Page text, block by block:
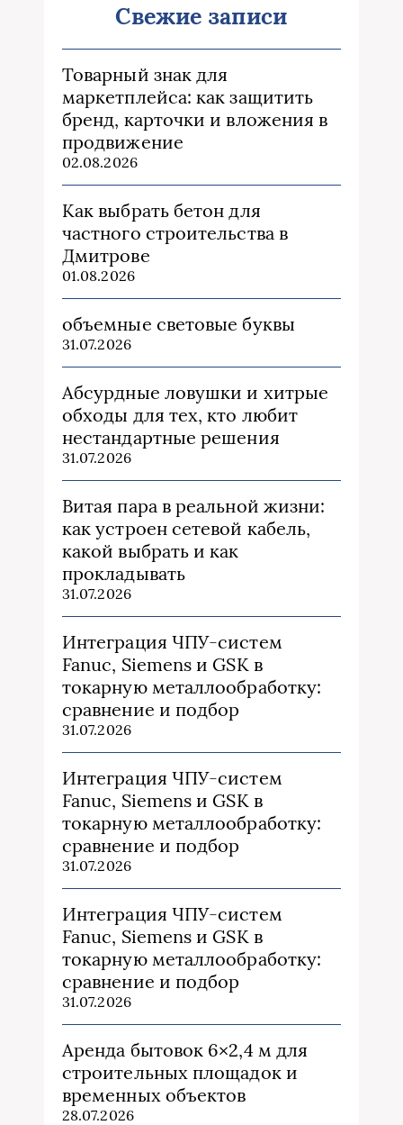
Свежие записи
Товарный знак для
маркетплейса: как защитить
бренд, карточки и вложения в
продвижение
02.08.2026
Как выбрать бетон для
частного строительства в
Дмитрове
01.08.2026
объемные световые буквы
31.07.2026
Абсурдные ловушки и хитрые
обходы для тех, кто любит
нестандартные решения
31.07.2026
Витая пара в реальной жизни:
как устроен сетевой кабель,
какой выбрать и как
прокладывать
31.07.2026
Интеграция ЧПУ-систем
Fanuc, Siemens и GSK в
токарную металлообработку:
сравнение и подбор
31.07.2026
Интеграция ЧПУ-систем
Fanuc, Siemens и GSK в
токарную металлообработку:
сравнение и подбор
31.07.2026
Интеграция ЧПУ-систем
Fanuc, Siemens и GSK в
токарную металлообработку:
сравнение и подбор
31.07.2026
Аренда бытовок 6×2,4 м для
строительных площадок и
временных объектов
28.07.2026